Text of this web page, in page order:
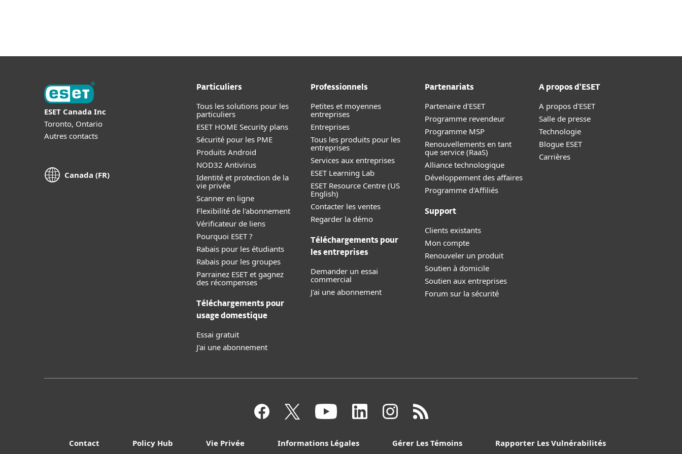
ESET Canada Inc
Toronto, Ontario
Autres contacts
Canada (FR)
Particuliers
Tous les solutions pour les
particuliers
ESET HOME Security plans
Sécurité pour les PME
Produits Android
NOD32 Antivirus
Identité et protection de la
vie privée
Scanner en ligne
Flexibilité de l'abonnement
Vérificateur de liens
Pourquoi ESET ?
Rabais pour les étudiants
Rabais pour les groupes
Parrainez ESET et gagnez
des récompenses
Téléchargements pour
usage domestique
Essai gratuit
J'ai une abonnement
Professionnels
Petites et moyennes
entreprises
Entreprises
Tous les produits pour les
entreprises
Services aux entreprises
ESET Learning Lab
ESET Resource Centre (US
English)
Contacter les ventes
Regarder la démo
Téléchargements pour
les entreprises
Demander un essai
commercial
J'ai une abonnement
Partenariats
Partenaire d'ESET
Programme revendeur
Programme MSP
Renouvellements en tant
que service (RaaS)
Alliance technologique
Développement des affaires
Programme d'Affiliés
Support
Clients existants
Mon compte
Renouveler un produit
Soutien à domicile
Soutien aux entreprises
Forum sur la sécurité
A propos d'ESET
A propos d'ESET
Salle de presse
Technologie
Blogue ESET
Carrières
Contact Policy Hub Vie Privée Informations Légales Gérer Les Témoins Rapporter Les Vulnérabilités